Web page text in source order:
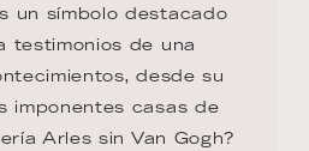
un símbolo destacado
testimonios de una
desde su
imponentes casas de
Arles sin Van Gogh?